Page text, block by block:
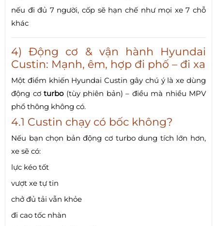
nếu đi đủ 7 người, cốp sẽ hạn chế như mọi xe 7 chỗ
khác
4) Động cơ & vận hành Hyundai
Custin: Mạnh, êm, hợp đi phố – đi xa
Một điểm khiến Hyundai Custin gây chú ý là xe dùng
động cơ turbo(tùy phiên bản) – điều mà nhiều MPV
phổ thông không có.
4.1 Custin chạy có bốc không?
Nếu bạn chọn bản động cơ turbo dung tích lớn hơn,
xe sẽ có:
lực kéo tốt
vượt xe tự tin
chở đủ tải vẫn khỏe
đi cao tốc nhàn